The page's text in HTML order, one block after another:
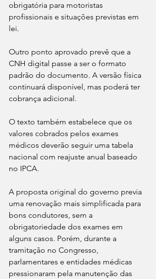
obrigatória para motoristas
profissionais e situações previstas em
lei.
Outro ponto aprovado prevê que a
CNH digital passe a ser o formato
padrão do documento. A versão física
continuará disponível, mas poderá ter
cobrança adicional.
O texto também estabelece que os
valores cobrados pelos exames
médicos deverão seguir uma tabela
nacional com reajuste anual baseado
no IPCA.
A proposta original do governo previa
uma renovação mais simplificada para
bons condutores, sem a
obrigatoriedade dos exames em
alguns casos. Porém, durante a
tramitação no Congresso,
parlamentares e entidades médicas
pressionaram pela manutenção das